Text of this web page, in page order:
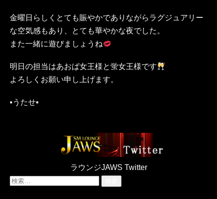
金曜日らしくとても賑やかでありながらラグジュアリー
な空気感もあり、とても華やかな夜でした。
また一緒に遊びましょうね
明日の担当はあおば女王様と蛍女王様です
よろしくお願い申し上げます。
▪︎うたせ▪︎
ラウンジJAWS Twitter
検